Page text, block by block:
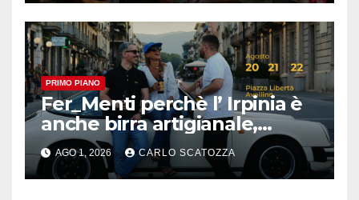
PRIMO PIANO
Fer_Menti perchè l’ Irpinia è
anche birra artigianale,
appuntamento ad Avellino
AGO 1, 2026 CARLO SCATOZZA